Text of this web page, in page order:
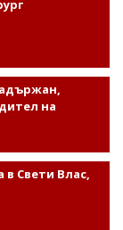
на
Свети Влас,